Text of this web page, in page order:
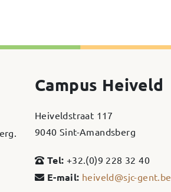
Campus Heiveld
Heiveldstraat 117
9040 Sint-Amandsberg
Tel: +32.(0)9 228 32 40
E-mail: heiveld@sjc-gent.be